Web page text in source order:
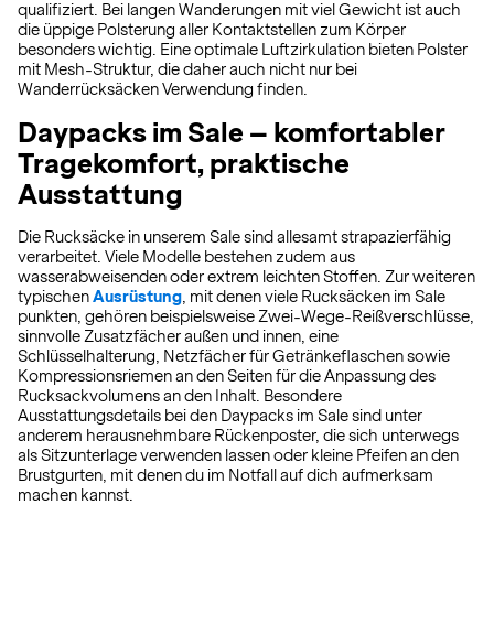
qualifiziert. Bei langen Wanderungen mit viel Gewicht ist auch
die üppige Polsterung aller Kontaktstellen zum Körper
besonders wichtig. Eine optimale Luftzirkulation bieten Polster
mit Mesh-Struktur, die daher auch nicht nur bei
Wanderrücksäcken Verwendung finden.
Daypacks im Sale – komfortabler
Tragekomfort, praktische
Ausstattung
Die Rucksäcke in unserem Sale sind allesamt strapazierfähig
verarbeitet. Viele Modelle bestehen zudem aus
wasserabweisenden oder extrem leichten Stoffen. Zur weiteren
typischenAusrüstung , mit denen viele Rucksäcken im Sale
punkten, gehören beispielsweise Zwei-Wege-Reißverschlüsse,
sinnvolle Zusatzfächer außen und innen, eine
Schlüsselhalterung, Netzfächer für Getränkeflaschen sowie
Kompressionsriemen an den Seiten für die Anpassung des
Rucksackvolumens an den Inhalt. Besondere
Ausstattungsdetails bei den Daypacks im Sale sind unter
anderem herausnehmbare Rückenposter, die sich unterwegs
als Sitzunterlage verwenden lassen oder kleine Pfeifen an den
Brustgurten, mit denen du im Notfall auf dich aufmerksam
machen kannst.